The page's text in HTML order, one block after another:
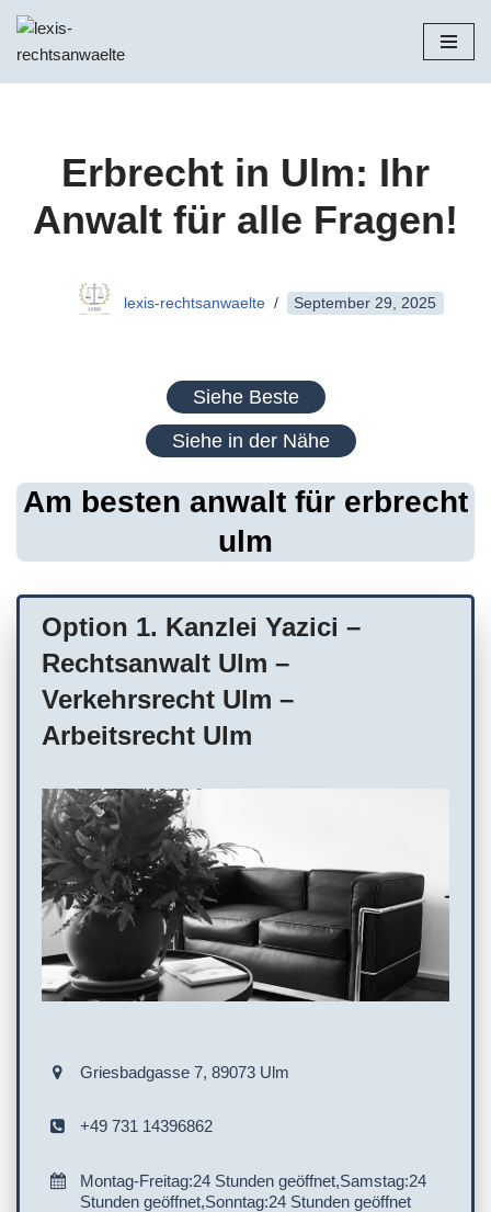
Zum
Inhalt
Erbrecht in Ulm: Ihr
Anwalt für alle Fragen!
lexis-rechtsanwaelte September 29, 2025
Siehe Beste
Siehe in der Nähe
Am besten anwalt für erbrecht
ulm
Option 1. Kanzlei Yazici –
Rechtsanwalt Ulm –
Verkehrsrecht Ulm –
Arbeitsrecht Ulm
Griesbadgasse 7, 89073 Ulm
+49 731 14396862
Montag-Freitag:24 Stunden geöffnet,Samstag:24
Stunden geöffnet,Sonntag:24 Stunden geöffnet